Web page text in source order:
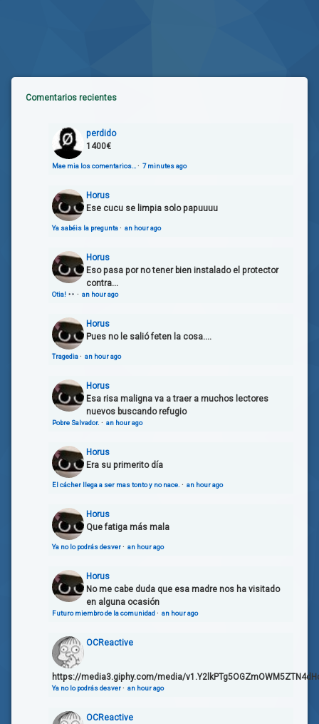
Comentarios recientes
perdido
1400€
Mae mia los comentarios… · 7 minutes ago
Horus
Ese cucu se limpia solo papuuuu
Ya sabéis la pregunta· an hour ago
Horus
Eso pasa por no tener bien instalado el protector
contra...
Otia! · an hour ago
Horus
Pues no le salió feten la cosa....
Tragedia· an hour ago
Horus
Esa risa maligna va a traer a muchos lectores
nuevos buscando refugio
Pobre Salvador. · an hour ago
Horus
Era su primerito día
El cácher llega a ser mas tonto y no nace. · an hour ago
Horus
Que fatiga más mala
Ya no lo podrás desver· an hour ago
Horus
No me cabe duda que esa madre nos ha visitado
en alguna ocasión
Futuro miembro de la comunidad· an hour ago
OCReactive
https://media3.giphy.com/media/
Ya no lo podrás desver· an hour ago
OCReactive